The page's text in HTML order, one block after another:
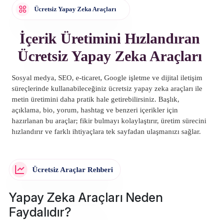
Ücretsiz Yapay Zeka Araçları
İçerik Üretimini Hızlandıran
Ücretsiz Yapay Zeka Araçları
Sosyal medya, SEO, e-ticaret, Google işletme ve dijital iletişim
süreçlerinde kullanabileceğiniz ücretsiz yapay zeka araçları ile
metin üretimini daha pratik hale getirebilirsiniz. Başlık,
açıklama, bio, yorum, hashtag ve benzeri içerikler için
hazırlanan bu araçlar; fikir bulmayı kolaylaştırır, üretim sürecini
hızlandırır ve farklı ihtiyaçlara tek sayfadan ulaşmanızı sağlar.
Ücretsiz Araçlar Rehberi
Yapay Zeka Araçları Neden
Faydalıdır?